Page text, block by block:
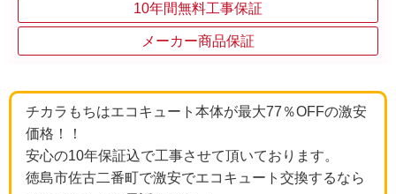
10年間無料工事保証
メーカー商品保証
チカラもちはエコキュート本体が最大77％OFFの激安
価格！！
安心の10年保証込で工事させて頂いております。
徳島市佐古二番町で激安でエコキュート交換するなら